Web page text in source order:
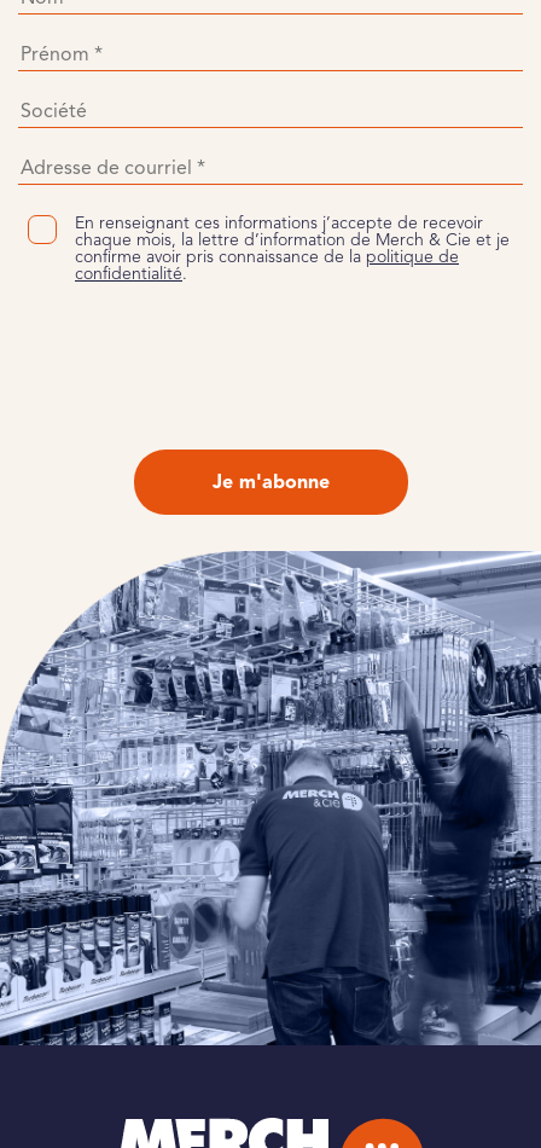
En renseignant ces informations j’accepte de recevoir
chaque mois, la lettre d’information de Merch & Cie et je
confirme avoir pris connaissance de la politique de
confidentialité.